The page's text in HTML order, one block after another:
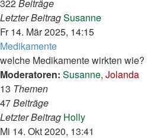
322Beiträge
Letzter BeitragSusanneNeuester
Fr 14. Mär 2025, 14:15
Medikamente
welche Medikamente wirkten wie?
Moderatoren: Susanne, Jolanda
13 Themen
47Beiträge
Letzter Beitrag HollyNeuester
Beitrag
Mi 14. Okt 2020, 13:41